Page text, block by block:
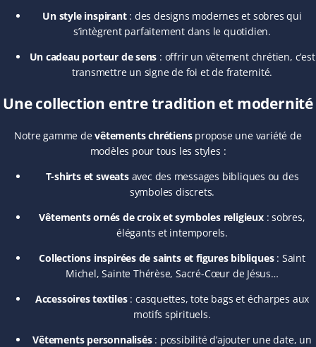
Un style inspirant: des designs modernes et sobres qui
s’intègrent parfaitement dans le quotidien.
Un cadeau porteur de sens : offrir un vêtement chrétien, c’est
transmettre un signe de foi et de fraternité.
Une collection entre tradition et modernité
Notre gamme devêtements chrétienspropose une variété de
modèles pour tous les styles :
T-shirts et sweatsavec des messages bibliques ou des
symboles discrets.
Vêtements ornés de croix et symboles religieux: sobres,
élégants et intemporels.
Collections inspirées de saints et figures bibliques: Saint
Michel, Sainte Thérèse, Sacré-Cœur de Jésus…
Accessoires textiles: casquettes, tote bags et écharpes aux
motifs spirituels.
Vêtements personnalisés: possibilité d’ajouter une date, un